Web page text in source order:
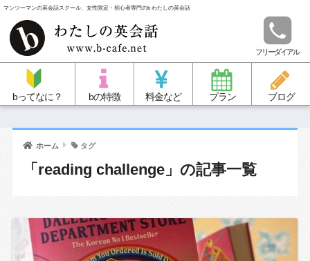
マンツーマンの英会話スクール、女性限定・初心者専門のb わたしの英会話
フリーダイアル
bってなに？ bの特徴 料金など プラン ブログ
ホーム タグ
「reading challenge」の記事一覧